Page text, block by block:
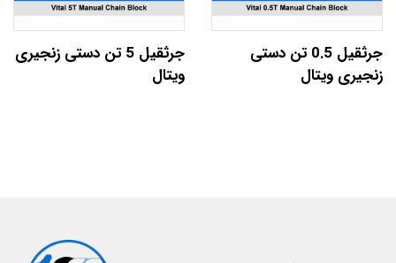
جرثقیل 0.5 تن دستی
زنجیری ویتال
جرثقیل 5 تن دستی زنجیری
ویتال